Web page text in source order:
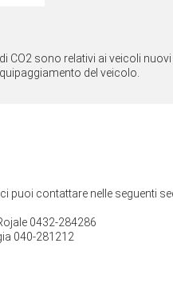
CO2 sono relativi ai veicoli
del veicolo.
puoi contattare nelle seguenti
0432-284286
040-281212